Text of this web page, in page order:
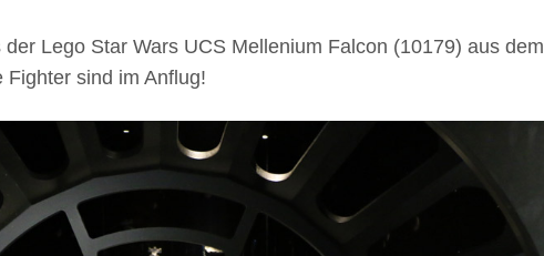
Lego Star Wars UCS Mellenium Falcon (10179) aus dem
Fighter sind im Anflug!